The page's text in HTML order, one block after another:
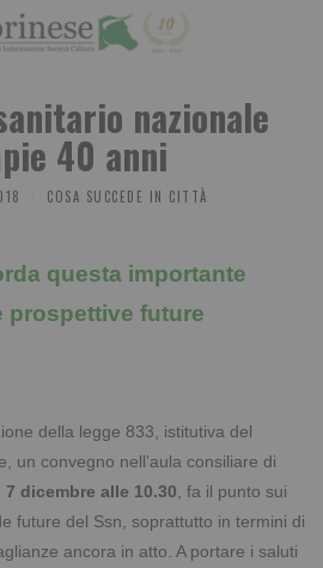
nazionale
40 anni
COSA SUCCEDE IN CITTÀ
questa importante
prospettive future
della legge 833, istitutiva del
un convegno nell’aula consiliare di
7 dicembre alle 10.30, fa il punto sui
future del Ssn, soprattutto in termini di
ancora in atto. A portare i saluti